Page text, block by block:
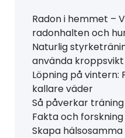
Radon i hemmet –
radonhalten och
Naturlig
använda kroppsvikt
Löpning på vintern:
kallare väder
Så påverkar
Fakta och forskning
Skapa